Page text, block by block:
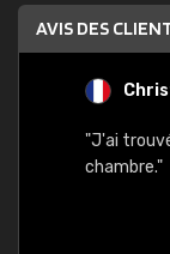
AVIS DES
"J'ai
chambre."